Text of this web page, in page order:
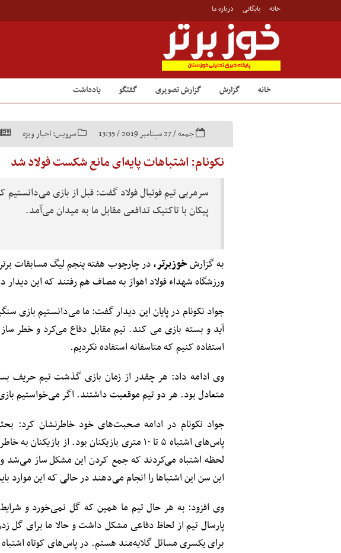
خانه بایگانی درباره ما
خانه گزارش گزارش تصویری گفتگو یادداشت
جمعه / 27 سپتامبر 2019 / 13:35 سرویس:اخبار ویژه
نکونام: اشتباهات پایه‌ای مانع شکست فولاد شد
سرمربی تیم فوتبال فولاد گفت: قبل از بازی می‌دانستیم
پیکان با تاکتیک تدافعی مقابل ما به میدان می‌آمد.
به گزارشخوزبرتر،
ورزشگاه شهداء فولاد اهواز به مصاف هم رفتند که این دیدار
جواد نکونام در پایان این دیدار گفت: ما می‌دانستیم بازی
آید و بسته بازی می کند. تیم مقابل دفاع می‌کرد و خطر
استفاده کنیم که متاسفانه استفاده نکردیم.
وی ادامه داد: هر چقدر از زمان بازی گذشت تیم حریف
متعادل بود. هر دو تیم موقعیت داشتند. اگر می‌خواستیم
جواد نکونام در ادامه صحبت‌های خود خاطرنشان کرد:
پاس‌های اشتباه ۵ تا ۱۰ متری بازیکنان بود. از
لحظه اشتباه می‌کردند که جمع‌ کردن این مشکل ‌ساز می‌شد
این سن این اشتباها را انجام می‌دهند در حالی که این موارد
وی افزود: به هر حال تیم ما همین که گل نمی‌خورد و
پارسال تیم از لحاظ دفاعی مشکل داشت و حالا ما برای گل زدن
برای یکسری مسائل گلایه‌مند هستم. در پاس‌های کوتاه